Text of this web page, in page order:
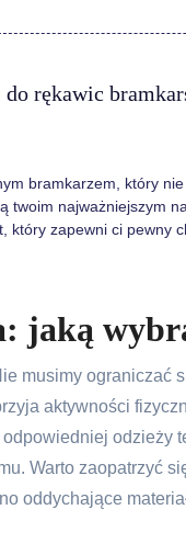
rękawic
bramkarzem, który
twoim najważniejszym
który zapewni ci pewny
jaką
musimy ograniczać
aktywności
odzieży
Warto zaopatrzyć
oddychające